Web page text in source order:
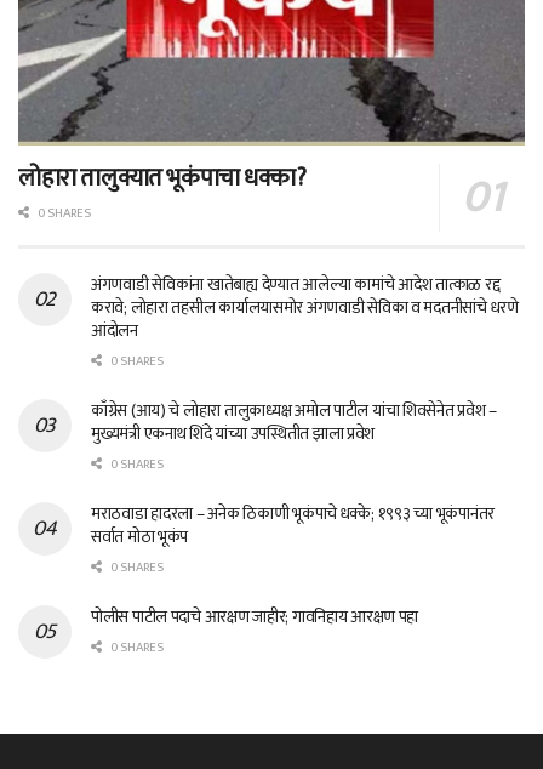
लोहारा तालुक्यात भूकंपाचा धक्का?
0 SHARES
अंगणवाडी सेविकांना खातेबाह्य देण्यात आलेल्या कामांचे आदेश तात्काळ रद्द
करावे; लोहारा तहसील कार्यालयासमोर अंगणवाडी सेविका व मदतनीसांचे धरणे
आंदोलन
0 SHARES
काँग्रेस (आय) चे लोहारा तालुकाध्यक्ष अमोल पाटील यांचा शिवसेनेत प्रवेश –
मुख्यमंत्री एकनाथ शिंदे यांच्या उपस्थितीत झाला प्रवेश
0 SHARES
मराठवाडा हादरला – अनेक ठिकाणी भूकंपाचे धक्के; १९९३ च्या भूकंपानंतर
सर्वात मोठा भूकंप
0 SHARES
पोलीस पाटील पदाचे आरक्षण जाहीर; गावनिहाय आरक्षण पहा
0 SHARES